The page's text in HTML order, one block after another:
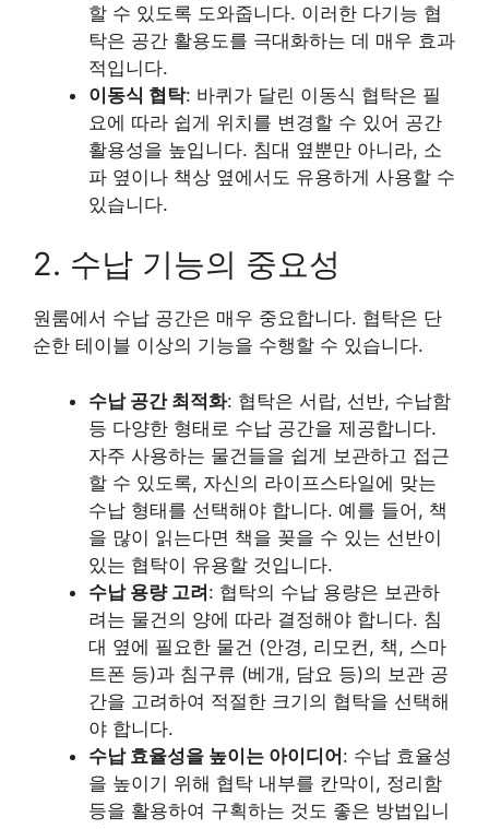
할 수 있도록 도와줍니다. 이러한 다기능 협
탁은 공간 활용도를 극대화하는 데 매우 효과
적입니다.
이동식 협탁: 바퀴가 달린 이동식 협탁은 필
요에 따라 쉽게 위치를 변경할 수 있어 공간
활용성을 높입니다. 침대 옆뿐만 아니라, 소
파 옆이나 책상 옆에서도 유용하게 사용할 수
있습니다.
2. 수납 기능의 중요성
원룸에서 수납 공간은 매우 중요합니다. 협탁은 단
순한 테이블 이상의 기능을 수행할 수 있습니다.
수납 공간 최적화: 협탁은 서랍, 선반, 수납함
등 다양한 형태로 수납 공간을 제공합니다.
자주 사용하는 물건들을 쉽게 보관하고 접근
할 수 있도록, 자신의 라이프스타일에 맞는
수납 형태를 선택해야 합니다. 예를 들어, 책
을 많이 읽는다면 책을 꽂을 수 있는 선반이
있는 협탁이 유용할 것입니다.
수납 용량 고려: 협탁의 수납 용량은 보관하
려는 물건의 양에 따라 결정해야 합니다. 침
대 옆에 필요한 물건 (안경, 리모컨, 책, 스마
트폰 등)과 침구류 (베개, 담요 등)의 보관 공
간을 고려하여 적절한 크기의 협탁을 선택해
야 합니다.
수납 효율성을 높이는 아이디어: 수납 효율성
을 높이기 위해 협탁 내부를 칸막이, 정리함
등을 활용하여 구획하는 것도 좋은 방법입니